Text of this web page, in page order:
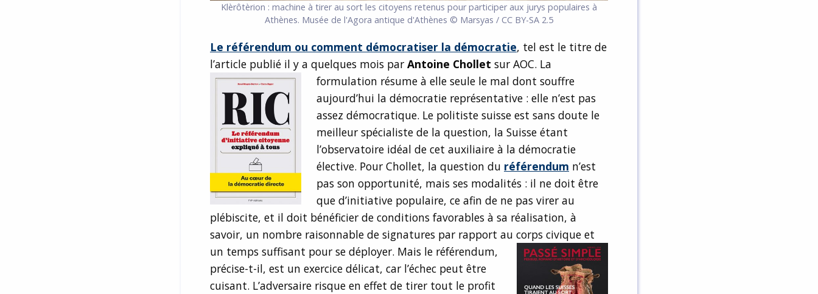
Klèrôtèrion : machine à tirer au sort les citoyens retenus pour participer aux jurys populaires à
Athènes. Musée de l'Agora antique d'Athènes © Marsyas / CC BY-SA 2.5
Le référendum ou comment démocratiser la démocratie, tel est le titre de
l’article publié il y a quelques mois par Antoine Chollet sur AOC. La
formulation résume à elle seule le mal dont souffre
aujourd’hui la démocratie représentative : elle n’est pas
assez démocratique. Le politiste suisse est sans doute le
meilleur spécialiste de la question, la Suisse étant
l’observatoire idéal de cet auxiliaire à la démocratie
élective. Pour Chollet, la question du référendum n’est
pas son opportunité, mais ses modalités : il ne doit être
que d’initiative populaire, ce afin de ne pas virer au
plébiscite, et il doit bénéficier de conditions favorables à sa réalisation, à
savoir, un nombre raisonnable de signatures par rapport au corps civique et
un temps suffisant pour se déployer. Mais le référendum,
précise-t-il, est un exercice délicat, car l’échec peut être
cuisant. L’adversaire risque en effet de tirer tout le profit